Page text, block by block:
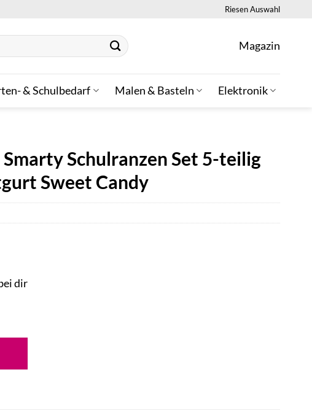
Riesen Auswahl
Magazin
& Schulbedarf Malen & Basteln Elektronik
Schulranzen Set 5-teilig
Sweet Candy
dir